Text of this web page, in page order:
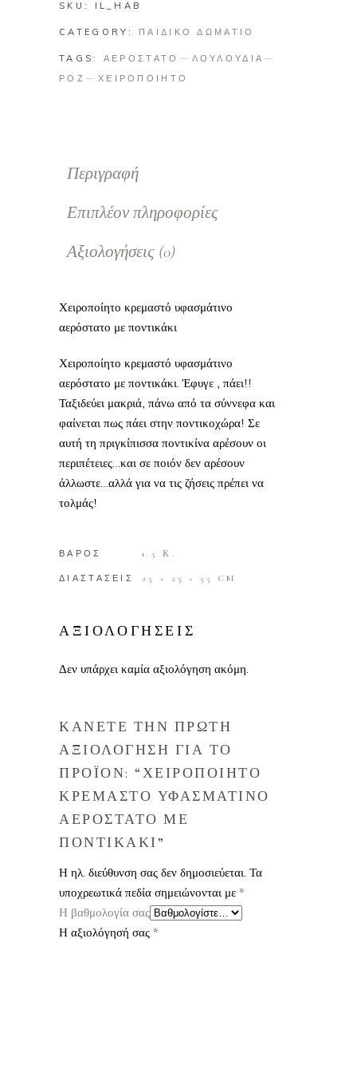
SKU: IL_HAB
CATEGORY: ΠΑΙΔΙΚΟ ΔΩΜΑΤΙΟ
TAGS: ΑΕΡΟΣΤΑΤΟ
ΛΟΥΛΟΥΔΙΑ
ΡΟΖ
ΧΕΙΡΟΠΟΙΗΤΟ
Περιγραφή
Επιπλέον πληροφορίες
Αξιολογήσεις (0)
Χειροποίητο κρεμαστό υφασμάτινο
αερόστατο με ποντικάκι
Χειροποίητο κρεμαστό υφασμάτινο
αερόστατο με ποντικάκι. Έφυγε , πάει!!
Ταξιδεύει μακριά, πάνω από τα σύννεφα και
φαίνεται πως πάει στην ποντικοχώρα! Σε
αυτή τη πριγκίπισσα ποντικίνα αρέσουν οι
περιπέτειες…και σε ποιόν δεν αρέσουν
άλλωστε…αλλά για να τις ζήσεις πρέπει να
τολμάς!
ΒΑΡΟΣ 1.5 Κ.
ΔΙΑΣΤΑΣΕΙΣ 25 × 25 × 55 CM
ΑΞΙΟΛΟΓΗΣΕΙΣ
Δεν υπάρχει καμία αξιολόγηση ακόμη.
ΚΑΝΕΤΕ ΤΗΝ ΠΡΩΤΗ
ΑΞΙΟΛΟΓΗΣΗ ΓΙΑ ΤΟ
ΠΡΟΪΟΝ: “ΧΕΙΡΟΠΟΙΗΤΟ
ΚΡΕΜΑΣΤΟ ΥΦΑΣΜΑΤΙΝΟ
ΑΕΡΟΣΤΑΤΟ ΜΕ
ΠΟΝΤΙΚΑΚΙ”
Η ηλ. διεύθυνση σας δεν δημοσιεύεται. Τα
υποχρεωτικά πεδία σημειώνονται με *
Η βαθμολογία σας
Η αξιολόγησή σας *